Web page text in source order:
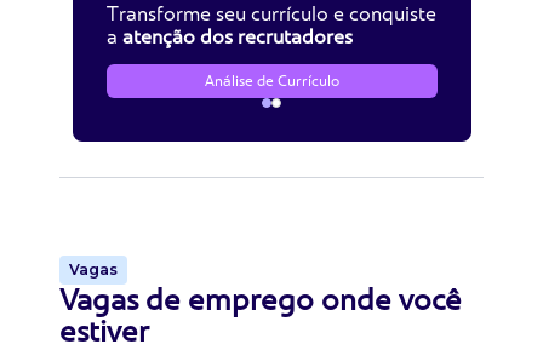
Transforme seu currículo e conquiste
a atenção dos recrutadores
Análise de Currículo
Vagas
Vagas de emprego onde você
estiver